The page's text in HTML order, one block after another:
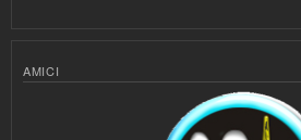
AMICI